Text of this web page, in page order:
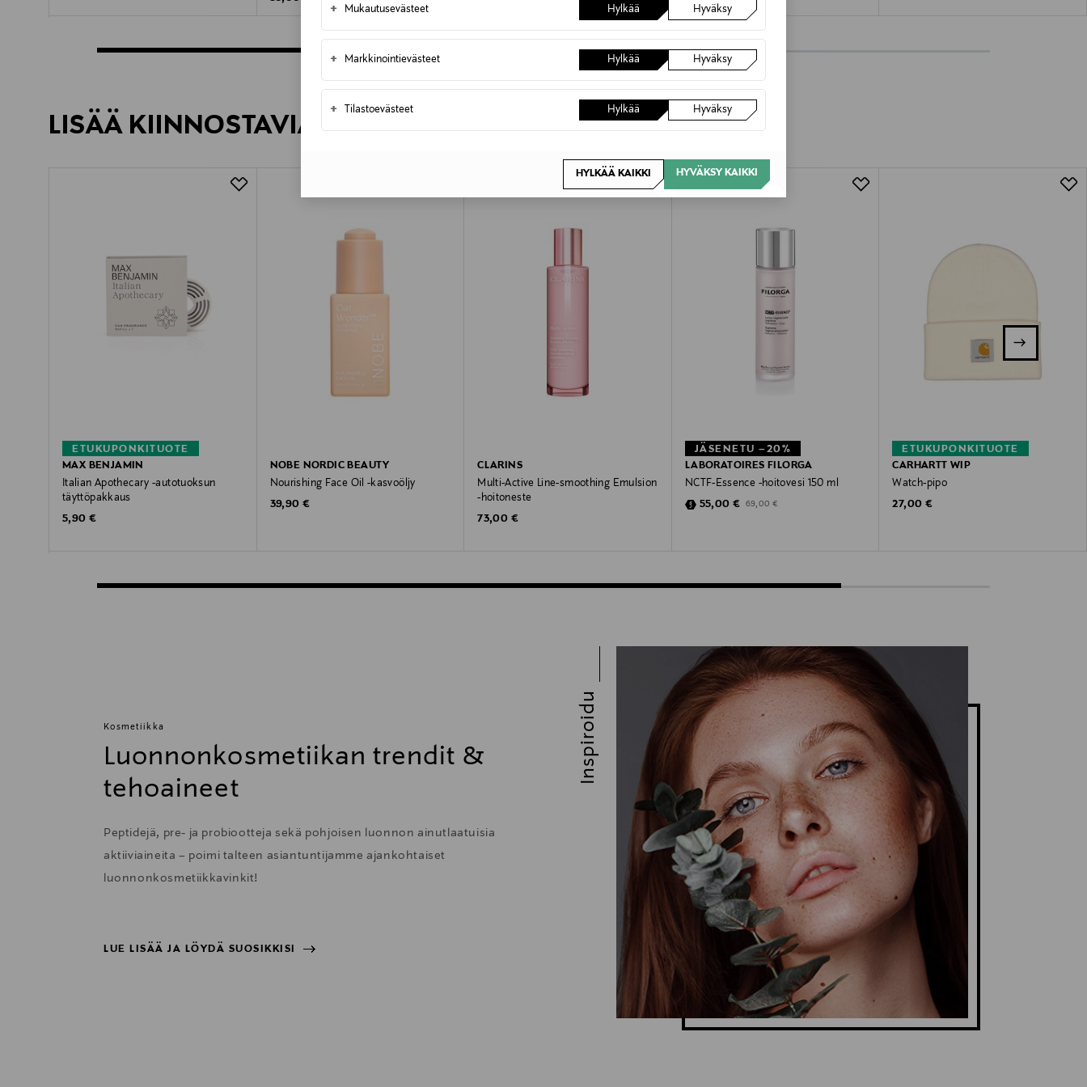
+ Mukautusevästeet Hylkää Hyväksy
+ Markkinointievästeet Hylkää Hyväksy
+ Tilastoevästeet Hylkää Hyväksy
HYLKÄÄ KAIKKI HYVÄKSY KAIKKI
LISÄÄ KIINNOSTAVIA TUOTTEITA
ETUKUPONKITUOTE
MAX BENJAMIN
Italian Apothecary -autotuoksun
täyttöpakkaus
Original Price
5,90 €
NOBE NORDIC BEAUTY
Nourishing Face Oil -kasvoöljy
Original Price
39,90 €
CLARINS
Multi-Active Line-smoothing Emulsion
-hoitoneste
Original Price
73,00 €
JÄSENETU –20%
LABORATOIRES FILORGA
NCTF-Essence -hoitovesi 150 ml
Discounted Price
55,00 € Original Price
69,00 €
ETUKUPONKITUOTE
CARHARTT WIP
Watch-pipo
Original Price
27,00 €
Kosmetiikka
Luonnonkosmetiikan trendit &
tehoaineet
Peptidejä, pre- ja probiootteja sekä pohjoisen luonnon ainutlaatuisia
aktiiviaineita – poimi talteen asiantuntijamme ajankohtaiset
luonnonkosmetiikkavinkit!
LUE LISÄÄ JA LÖYDÄ SUOSIKKISI
Inspiroidu